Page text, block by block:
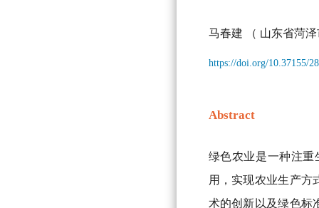
马春建 （ 山东省菏
https://doi.org/10.37155/
Abstract
绿色农业是一种注
用，实现农业生产方
术的创新以及绿色标